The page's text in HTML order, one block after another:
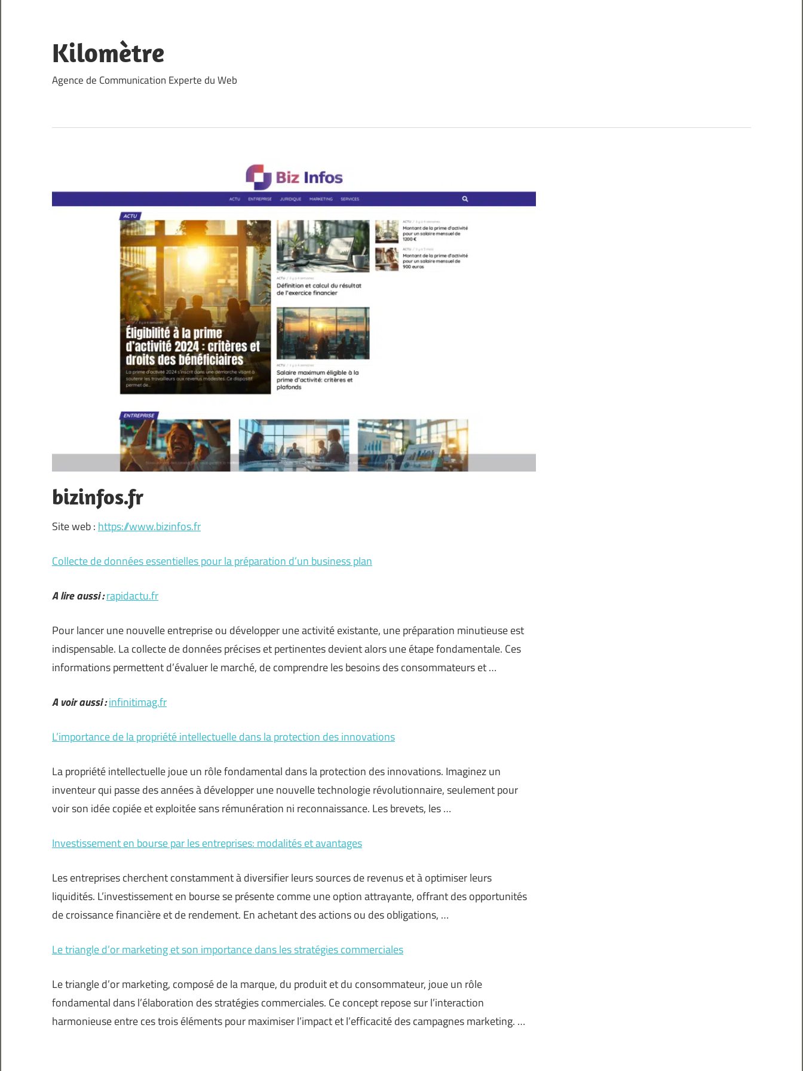
content
Kilomètre
Agence de Communication Experte du Web
bizinfos.fr
Site web : https://www.bizinfos.fr
Collecte de données essentielles pour la préparation d’un business plan
A lire aussi :rapidactu.fr
Pour lancer une nouvelle entreprise ou développer une activité existante, une préparation minutieuse est
indispensable. La collecte de données précises et pertinentes devient alors une étape fondamentale. Ces
informations permettent d’évaluer le marché, de comprendre les besoins des consommateurs et …
A voir aussi :infinitimag.fr
L’importance de la propriété intellectuelle dans la protection des innovations
La propriété intellectuelle joue un rôle fondamental dans la protection des innovations. Imaginez un
inventeur qui passe des années à développer une nouvelle technologie révolutionnaire, seulement pour
voir son idée copiée et exploitée sans rémunération ni reconnaissance. Les brevets, les …
Investissement en bourse par les entreprises: modalités et avantages
Les entreprises cherchent constamment à diversifier leurs sources de revenus et à optimiser leurs
liquidités. L’investissement en bourse se présente comme une option attrayante, offrant des opportunités
de croissance financière et de rendement. En achetant des actions ou des obligations, …
Le triangle d’or marketing et son importance dans les stratégies commerciales
Le triangle d’or marketing, composé de la marque, du produit et du consommateur, joue un rôle
fondamental dans l’élaboration des stratégies commerciales. Ce concept repose sur l’interaction
harmonieuse entre ces trois éléments pour maximiser l’impact et l’efficacité des campagnes marketing. …